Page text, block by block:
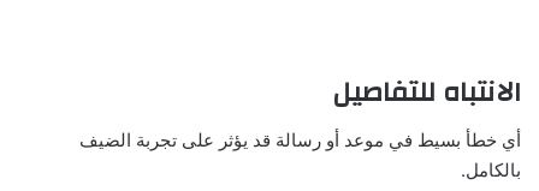
الانتباه للتفاصيل
أي خطأ بسيط في موعد أو رسالة قد يؤثر على تجربة الضيف
بالكامل.